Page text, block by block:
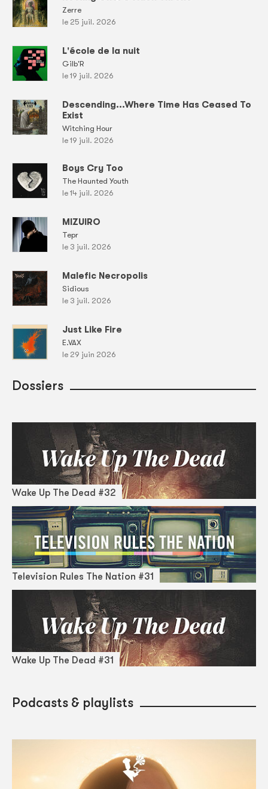
Zerre
le 25 juil. 2026
L'école de la nuit
Gilb'R
le 19 juil. 2026
Descending...Where Time Has Ceased To
Exist
Witching Hour
le 19 juil. 2026
Boys Cry Too
The Haunted Youth
le 14 juil. 2026
MIZUIRO
Tepr
le 3 juil. 2026
Malefic Necropolis
Sidious
le 3 juil. 2026
Just Like Fire
E.VAX
le 29 juin 2026
Dossiers
Wake Up The Dead #32
Television Rules The Nation #31
Wake Up The Dead #31
Podcasts & playlists